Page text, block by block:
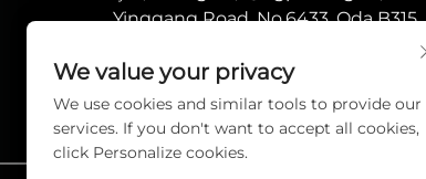
Yinggang Road, No.6433, Oda B315
We value your privacy
We use cookies and similar tools to provide our
services. If you don't want to accept all cookies,
click Personalize cookies.